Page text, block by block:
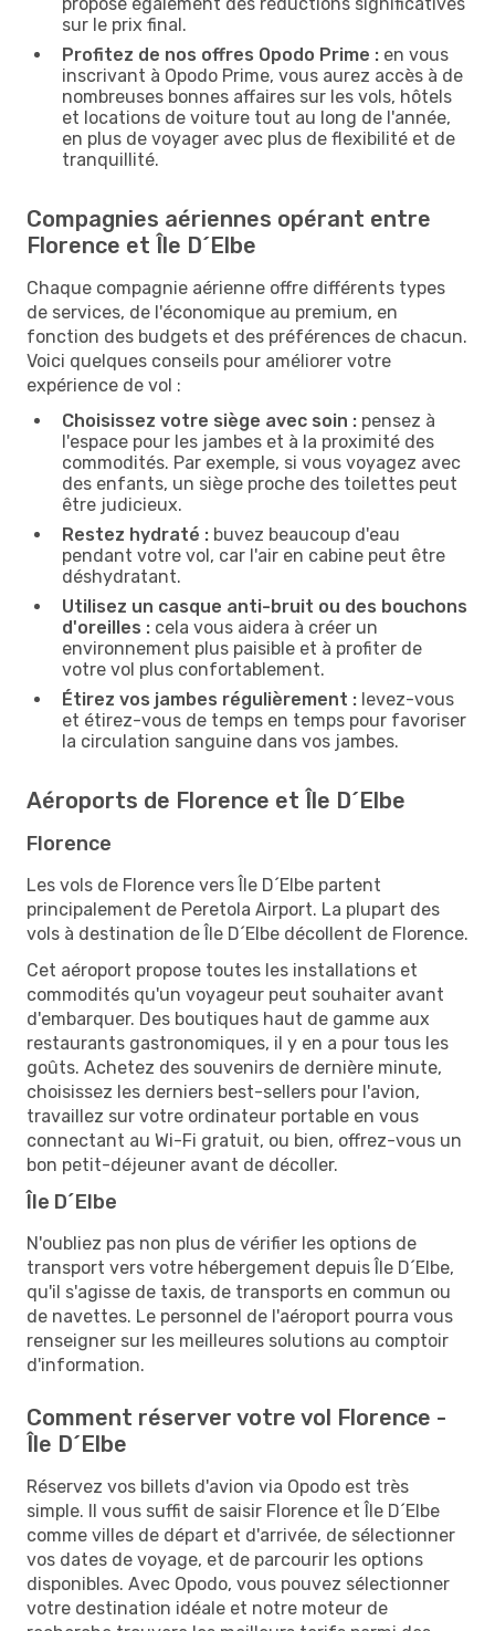
sur le prix final.
Profitez de nos offres Opodo Prime : en vous
inscrivant à Opodo Prime, vous aurez accès à de
nombreuses bonnes affaires sur les vols, hôtels
et locations de voiture tout au long de l'année,
en plus de voyager avec plus de flexibilité et de
tranquillité.
Compagnies aériennes opérant entre
Florence et Île D´Elbe
Chaque compagnie aérienne offre différents types
de services, de l'économique au premium, en
fonction des budgets et des préférences de chacun.
Voici quelques conseils pour améliorer votre
expérience de vol :
Choisissez votre siège avec soin : pensez à
l'espace pour les jambes et à la proximité des
commodités. Par exemple, si vous voyagez avec
des enfants, un siège proche des toilettes peut
être judicieux.
Restez hydraté : buvez beaucoup d'eau
pendant votre vol, car l'air en cabine peut être
déshydratant.
Utilisez un casque anti-bruit ou des bouchons
d'oreilles : cela vous aidera à créer un
environnement plus paisible et à profiter de
votre vol plus confortablement.
Étirez vos jambes régulièrement : levez-vous
et étirez-vous de temps en temps pour favoriser
la circulation sanguine dans vos jambes.
Aéroports de Florence et Île D´Elbe
Florence
Les vols de Florence vers Île D´Elbe partent
principalement de Peretola Airport. La plupart des
vols à destination de Île D´Elbe décollent de Florence.
Cet aéroport propose toutes les installations et
commodités qu'un voyageur peut souhaiter avant
d'embarquer. Des boutiques haut de gamme aux
restaurants gastronomiques, il y en a pour tous les
goûts. Achetez des souvenirs de dernière minute,
choisissez les derniers best-sellers pour l'avion,
travaillez sur votre ordinateur portable en vous
connectant au Wi-Fi gratuit, ou bien, offrez-vous un
bon petit-déjeuner avant de décoller.
Île D´Elbe
N'oubliez pas non plus de vérifier les options de
transport vers votre hébergement depuis Île D´Elbe,
qu'il s'agisse de taxis, de transports en commun ou
de navettes. Le personnel de l'aéroport pourra vous
renseigner sur les meilleures solutions au comptoir
d'information.
Comment réserver votre vol Florence -
Île D´Elbe
Réservez vos billets d'avion via Opodo est très
simple. Il vous suffit de saisir Florence et Île D´Elbe
comme villes de départ et d'arrivée, de sélectionner
vos dates de voyage, et de parcourir les options
disponibles. Avec Opodo, vous pouvez sélectionner
votre destination idéale et notre moteur de